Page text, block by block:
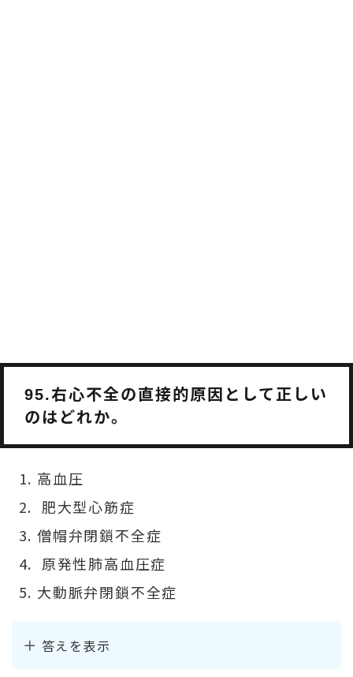
95.右心不全の直接的原因として正しい
のはどれか。
高血圧
肥大型心筋症
僧帽弁閉鎖不全症
原発性肺高血圧症
大動脈弁閉鎖不全症
答えを表示